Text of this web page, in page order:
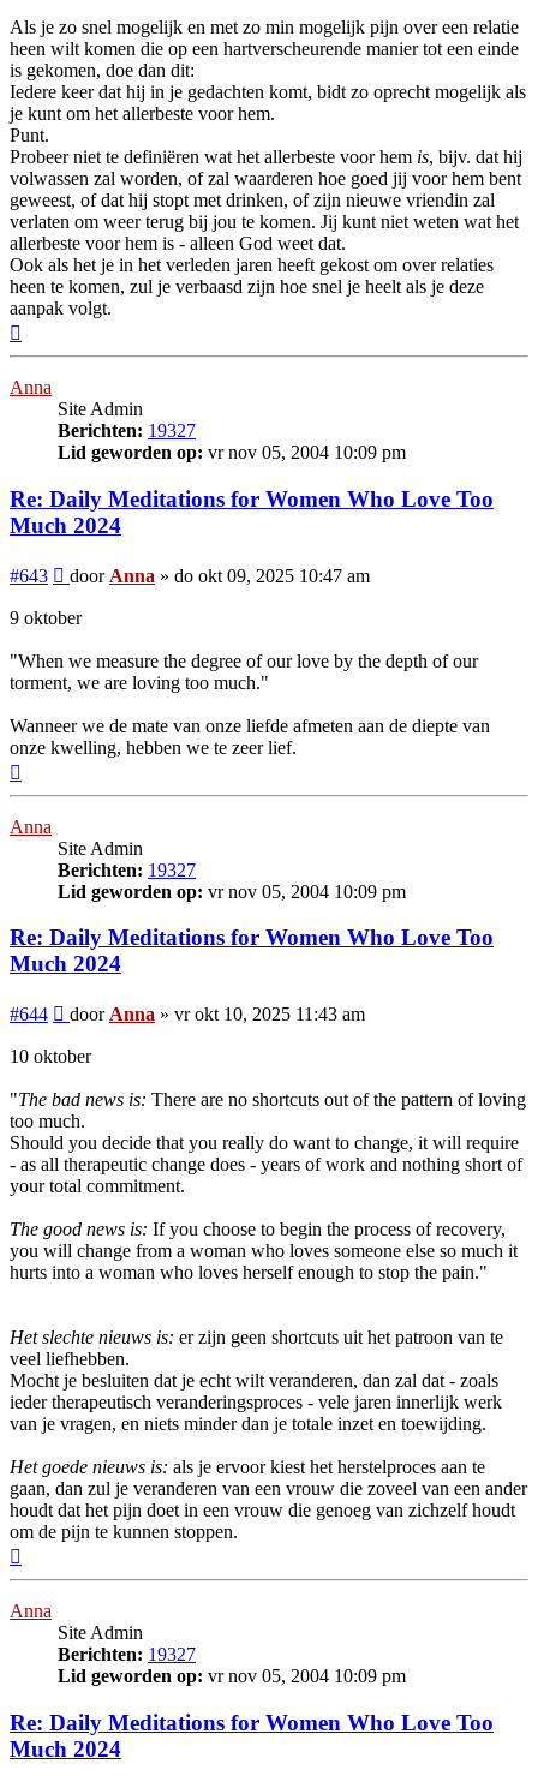
Als je zo snel mogelijk en met zo min mogelijk pijn over een relatie
heen wilt komen die op een hartverscheurende manier tot een einde
is gekomen, doe dan dit:
Iedere keer dat hij in je gedachten komt, bidt zo oprecht mogelijk als
je kunt om het allerbeste voor hem.
Punt.
Probeer niet te definiëren wat het allerbeste voor hem is, bijv. dat hij
volwassen zal worden, of zal waarderen hoe goed jij voor hem bent
geweest, of dat hij stopt met drinken, of zijn nieuwe vriendin zal
verlaten om weer terug bij jou te komen. Jij kunt niet weten wat het
allerbeste voor hem is - alleen God weet dat.
Ook als het je in het verleden jaren heeft gekost om over relaties
heen te komen, zul je verbaasd zijn hoe snel je heelt als je deze
aanpak volgt.
Anna
Site Admin
Berichten: 19327
Lid geworden op: vr nov 05, 2004 10:09 pm
Re: Daily Meditations for Women Who Love Too
Much 2024
#643 Bericht
door Anna » do okt 09, 2025 10:47 am
9 oktober
"When we measure the degree of our love by the depth of our
torment, we are loving too much."
Wanneer we de mate van onze liefde afmeten aan de diepte van
onze kwelling, hebben we te zeer lief.
Anna
Site Admin
Berichten: 19327
Lid geworden op: vr nov 05, 2004 10:09 pm
Re: Daily Meditations for Women Who Love Too
Much 2024
#644 Bericht
door Anna » vr okt 10, 2025 11:43 am
10 oktober
"The bad news is: There are no shortcuts out of the pattern of loving
too much.
Should you decide that you really do want to change, it will require
- as all therapeutic change does - years of work and nothing short of
your total commitment.
The good news is: If you choose to begin the process of recovery,
you will change from a woman who loves someone else so much it
hurts into a woman who loves herself enough to stop the pain."
Het slechte nieuws is: er zijn geen shortcuts uit het patroon van te
veel liefhebben.
Mocht je besluiten dat je echt wilt veranderen, dan zal dat - zoals
ieder therapeutisch veranderingsproces - vele jaren innerlijk werk
van je vragen, en niets minder dan je totale inzet en toewijding.
Het goede nieuws is: als je ervoor kiest het herstelproces aan te
gaan, dan zul je veranderen van een vrouw die zoveel van een ander
houdt dat het pijn doet in een vrouw die genoeg van zichzelf houdt
om de pijn te kunnen stoppen.
Anna
Site Admin
Berichten: 19327
Lid geworden op: vr nov 05, 2004 10:09 pm
Re: Daily Meditations for Women Who Love Too
Much 2024